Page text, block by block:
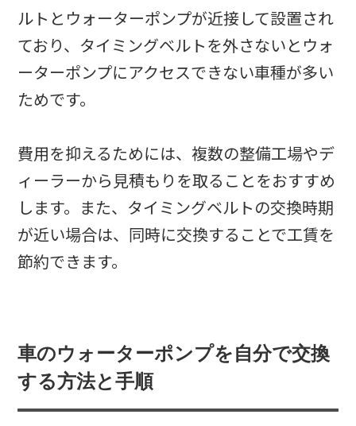
ルトとウォーターポンプが近接して設置され
ており、タイミングベルトを外さないとウォ
ーターポンプにアクセスできない車種が多い
ためです。
費用を抑えるためには、複数の整備工場やデ
ィーラーから見積もりを取ることをおすすめ
します。また、タイミングベルトの交換時期
が近い場合は、同時に交換することで工賃を
節約できます。
車のウォーターポンプを自分で交換
する方法と手順